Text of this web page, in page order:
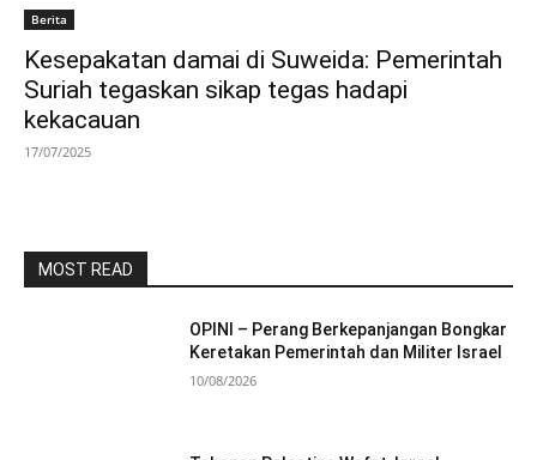
Berita
Kesepakatan damai di Suweida: Pemerintah
Suriah tegaskan sikap tegas hadapi
kekacauan
17/07/2025
MOST READ
OPINI – Perang Berkepanjangan Bongkar
Keretakan Pemerintah dan Militer Israel
10/08/2026